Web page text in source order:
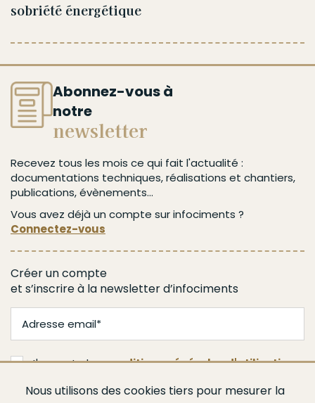
Nous utilisons des cookies tiers pour mesurer la
sobriété énergétique
Abonnez-vous à
notre
newsletter
Recevez tous les mois ce qui fait l'actualité :
documentations techniques, réalisations et chantiers,
publications, évènements...
Vous avez déjà un compte sur infociments ?
Connectez-vous
Créer un compte
et s’inscrire à la newsletter d’infociments
J'accepte lesconditions générales d'utilisation
Je m'abonne